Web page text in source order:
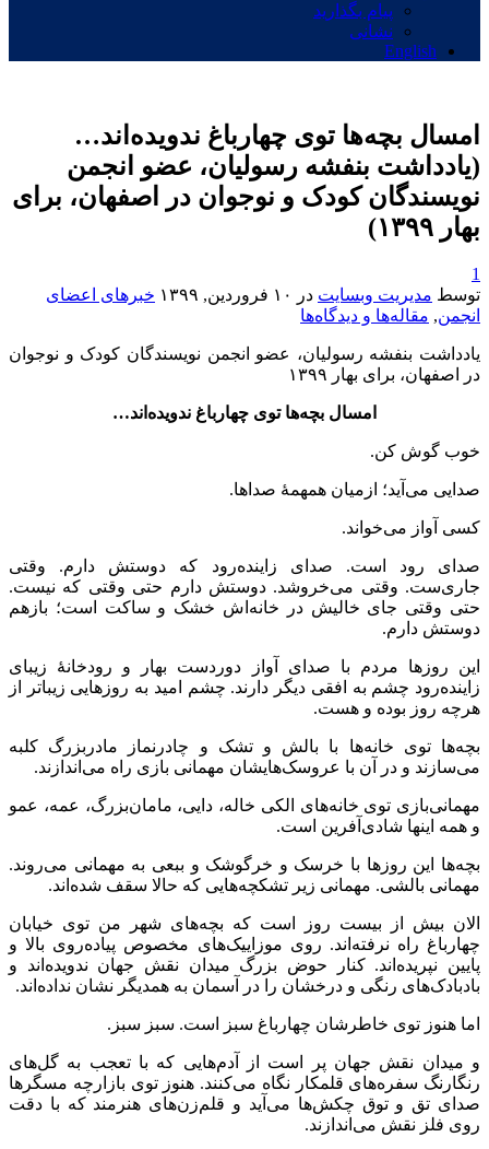
پیام بگذارید
نشانی
English
امسال بچه‌ها توی چهارباغ ندویده‌اند…
(یادداشت بنفشه رسولیان، عضو انجمن
نویسندگان کودک و نوجوان در اصفهان، برای
بهار ۱۳۹۹)
1
توسط مدیریت وبسایت در ۱۰ فروردین, ۱۳۹۹
خبرهای اعضای
انجمن, مقاله‌ها و دیدگاه‌ها
یادداشت بنفشه رسولیان، عضو انجمن نویسندگان کودک و نوجوان
در اصفهان، برای بهار ۱۳۹۹
امسال بچه‌ها توی چهارباغ ندویده‌اند…
خوب گوش کن.
صدایی می‌آید؛ ازمیان همهمۀ صداها.
کسی آواز می‌خواند.
صدای رود است. صدای زاینده‌رود که دوستش دارم. وقتی
جاری‌ست. وقتی می‌خروشد. دوستش دارم حتی وقتی که نیست.
حتی وقتی جای خالیش در خانه‌اش خشک و ساکت است؛ بازهم
دوستش دارم.
این روزها مردم با صدای آواز دوردست بهار و رودخانۀ زیبای
زاینده‌رود چشم به افقی دیگر دارند. چشم امید به روزهایی زیباتر از
هرچه روز بوده و هست.
بچه‌ها توی خانه‌ها با بالش و تشک و چادرنماز مادربزرگ کلبه
می‌سازند و در آن با عروسک‌هایشان مهمانی بازی راه می‌اندازند.
مهمانی‌بازی توی خانه‌های الکی خاله، دایی، مامان‌بزرگ، عمه، عمو
و همه اینها شادی‌آفرین است.
بچه‌ها این روزها با خرسک و خرگوشک و ببعی به مهمانی می‌روند.
مهمانی بالشی. مهمانی زیر تشکچه‌هایی که حالا سقف شده‌اند.
الان بیش از بیست روز است که بچه‌های شهر من توی خیابان
چهارباغ راه نرفته‌اند. روی موزاییک‌های مخصوص پیاده‌روی بالا و
پایین نپریده‌اند. کنار حوض بزرگ میدان نقش جهان ندویده‌اند و
بادبادک‌های رنگی و درخشان را در آسمان به همدیگر نشان نداده‌اند.
اما هنوز توی خاطرشان چهارباغ سبز است. سبز سبز.
و میدان نقش جهان پر است از آدم‌هایی که با تعجب به گل‌های
رنگارنگ سفره‌های قلمکار نگاه می‌کنند. هنوز توی بازارچه مسگرها
صدای تق و توق چکش‌ها می‌آید و قلم‌زن‌های هنرمند که با دقت
روی فلز نقش می‌اندازند.